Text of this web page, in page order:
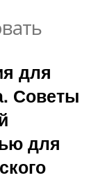
для
Советы
для